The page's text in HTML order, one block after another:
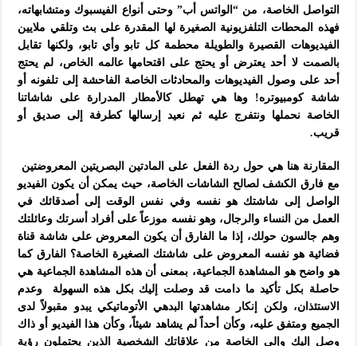
التواصل الخاصة، من “الواتس أب” وحتى أنواع الفيسبوك ومتشابهاته،
فهذه المحطات التلفزيونية الصغيرة لها المقدرة على بث وتلقي ملايين
الفيديوهات القصيرة والطويلة محطمة كل تابو وأي تابو، ولكنها تقابل
بالصمت لا أحد يعترض أو يحتج على اقتحامها عالمه الخاص، لم يحتج
أحد على وصول الفيديوهات والمحادثات الخاصة الفاحشة إلى تلفونه أو
شاشة كومبيوتره! وها هي تهطل كالأمطار المدرارة على شاشاتنا
الخاصة نحملها ونتفرج عليه ثم نعيد إرسالها كطرفة إلى صديق أو
قريب.
المقارنة هنا هي حول ردة الفعل على المادتين البصريتين المعروضتين
مع فارق الكشف لصالح الشاشات الخاصة، حيث يمكن أن يكون الفيديو
الواصل إلى شاشتك هو نفسه وفي نفس الوقت إلى أصدقائك في
العمل من النساء والرجال، وهو نفسه موزعاً على أفراد أسرتك وعائلتك
وهم جالسون حولك، إذا ما الفارق أن يكون المعروض على شاشة قناة
فضائية هو نفسه المعروض على شاشتك الصغيرة الخاصة؟ الفارق كما
هو واضح هو المشاهدة الجماعية، بمعنى أن هذه المشاهدة الجماعية هي
حاصلة بكل تأكيد ما دامت قد وصلت إليك بكل هذه السهولة وعدم
الاستئذان، ولكن إنكار مشاهدتها البدهي الأتوماتيكي يبدو مقبولاً لدى
الجميع ومتفق عليه، وكأن أحداً لم يشاهد شيئاً، وكأن هذا الفيديو أو ذاك
وصل إليك وإلى الخاصة من علاقاتك الشخصية الذين يحتملون رؤية